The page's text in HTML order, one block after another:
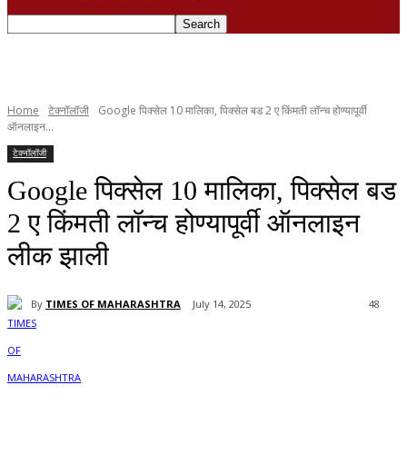
Home टेक्नॉलॉजी
Google पिक्सेल 10 मालिका, पिक्सेल बड 2 ए किंमती लॉन्च होण्यापूर्वी
ऑनलाइन...
टेक्नॉलॉजी
Google पिक्सेल 10 मालिका, पिक्सेल बड
2 ए किंमती लॉन्च होण्यापूर्वी ऑनलाइन
लीक झाली
By TIMES OF MAHARASHTRA July 14, 2025 48